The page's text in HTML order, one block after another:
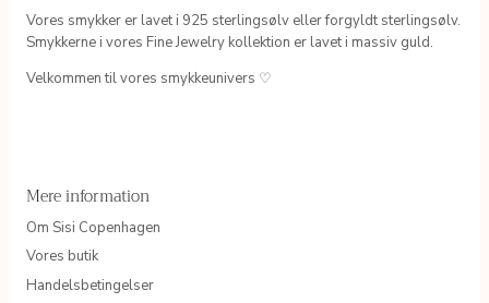
Vores smykker er lavet i 925 sterlingsølv eller forgyldt sterlingsølv.
Smykkerne i vores Fine Jewelry kollektion er lavet i massiv guld.
Velkommen til vores smykkeunivers ♡
Mere information
Om Sisi Copenhagen
Vores butik
Handelsbetingelser